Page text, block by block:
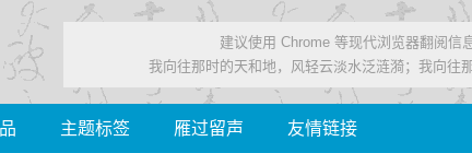
建议使用 Chrome 等现代浏览器翻阅信
我向往那时的天和地，风轻云淡水泛涟漪；我向往
主题标签 雁过留声 友情链接